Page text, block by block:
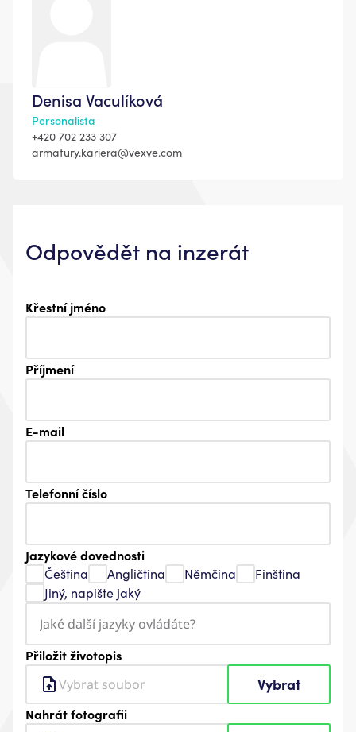
Denisa Vaculíková
Personalista
+420 702 233 307
armatury.kariera@vexve.com
Odpovědět na inzerát
Křestní jméno
Příjmení
E-mail
Telefonní číslo
Jazykové dovednosti
Čeština Angličtina Němčina
Finština
Jiný, napište jaký
Přiložit životopis
Vybrat soubor
Vybrat
Nahrát fotografii